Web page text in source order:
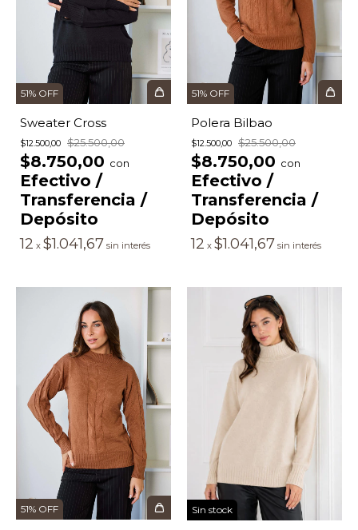
51% OFF
Sweater Cross
$12.500,00 $25.500,00
$8.750,00 con
Efectivo /
Transferencia /
Depósito
12 x $1.041,67 sin interés
51% OFF
Polera Bilbao
$12.500,00 $25.500,00
$8.750,00 con
Efectivo /
Transferencia /
Depósito
12 x $1.041,67 sin interés
51% OFF Sin stock